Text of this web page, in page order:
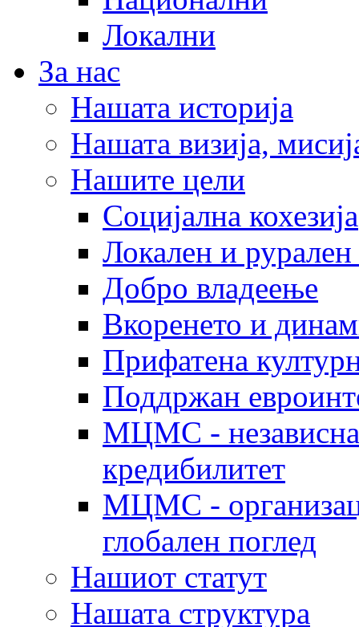
Локални
За нас
Нашата историја
Нашата визија,
Нашите цели
Социјална кохезија
Локален и рурален
Добро владеење
Вкоренето и
Прифатена
Поддржан
МЦМС - независна
кредибилитет
МЦМС -
глобален поглед
Нашиот статут
Нашата структура